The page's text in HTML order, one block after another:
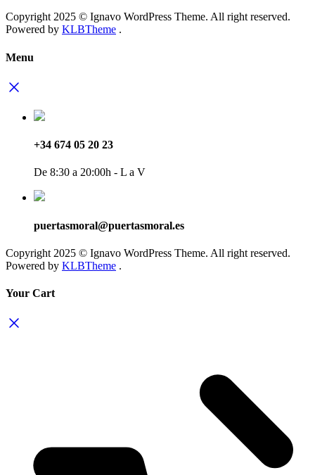
Copyright 2025 © Ignavo WordPress Theme. All right reserved.
Powered by KLBTheme .
Menu
+34 674 05 20 23
De 8:30 a 20:00h - L a V
puertasmoral@puertasmoral.es
Copyright 2025 © Ignavo WordPress Theme. All right reserved.
Powered by KLBTheme .
Your Cart